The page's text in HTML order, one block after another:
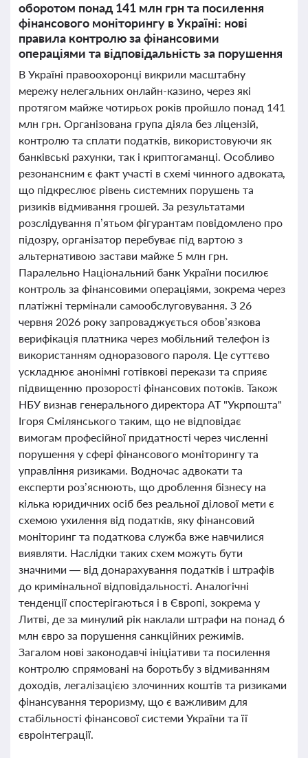
оборотом понад 141 млн грн та посилення
фінансового моніторингу в Україні: нові
правила контролю за фінансовими
операціями та відповідальність за порушення
В Україні правоохоронці викрили масштабну
мережу нелегальних онлайн-казино, через які
протягом майже чотирьох років пройшло понад 141
млн грн. Організована група діяла без ліцензій,
контролю та сплати податків, використовуючи як
банківські рахунки, так і криптогаманці. Особливо
резонансним є факт участі в схемі чинного адвоката,
що підкреслює рівень системних порушень та
ризиків відмивання грошей. За результатами
розслідування п’ятьом фігурантам повідомлено про
підозру, організатор перебуває під вартою з
альтернативою застави майже 5 млн грн.
Паралельно Національний банк України посилює
контроль за фінансовими операціями, зокрема через
платіжні термінали самообслуговування. З 26
червня 2026 року запроваджується обов’язкова
верифікація платника через мобільний телефон із
використанням одноразового пароля. Це суттєво
ускладнює анонімні готівкові перекази та сприяє
підвищенню прозорості фінансових потоків. Також
НБУ визнав генерального директора АТ "Укрпошта"
Ігоря Смілянського таким, що не відповідає
вимогам професійної придатності через численні
порушення у сфері фінансового моніторингу та
управління ризиками. Водночас адвокати та
експерти роз’яснюють, що дроблення бізнесу на
кілька юридичних осіб без реальної ділової мети є
схемою ухилення від податків, яку фінансовий
моніторинг та податкова служба вже навчилися
виявляти. Наслідки таких схем можуть бути
значними — від донарахування податків і штрафів
до кримінальної відповідальності. Аналогічні
тенденції спостерігаються і в Європі, зокрема у
Литві, де за минулий рік наклали штрафи на понад 6
млн євро за порушення санкційних режимів.
Загалом нові законодавчі ініціативи та посилення
контролю спрямовані на боротьбу з відмиванням
доходів, легалізацією злочинних коштів та ризиками
фінансування тероризму, що є важливим для
стабільності фінансової системи України та її
євроінтеграції.